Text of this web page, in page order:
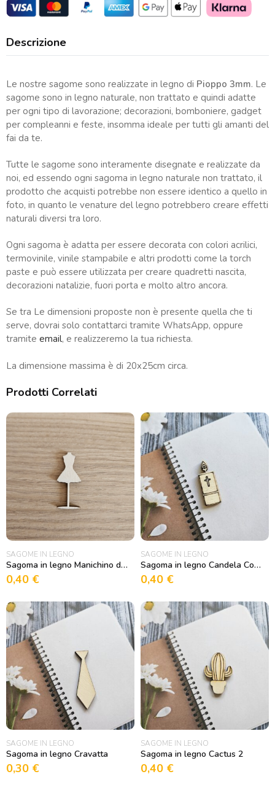
Descrizione
Le nostre sagome sono realizzate in legno di Pioppo 3mm. Le
sagome sono in legno naturale, non trattato e quindi adatte
per ogni tipo di lavorazione; decorazioni, bomboniere, gadget
per compleanni e feste, insomma ideale per tutti gli amanti del
fai da te.
Tutte le sagome sono interamente disegnate e realizzate da
noi, ed essendo ogni sagoma in legno naturale non trattato, il
prodotto che acquisti potrebbe non essere identico a quello in
foto, in quanto le venature del legno potrebbero creare effetti
naturali diversi tra loro.
Ogni sagoma è adatta per essere decorata con colori acrilici,
termovinile, vinile stampabile e altri prodotti come la torch
paste e può essere utilizzata per creare quadretti nascita,
decorazioni natalizie, fuori porta e molto altro ancora.
Se tra Le dimensioni proposte non è presente quella che ti
serve, dovrai solo contattarci tramite WhatsApp, oppure
tramite email, e realizzeremo la tua richiesta.
La dimensione massima è di 20x25cm circa.
Prodotti Correlati
SAGOME IN LEGNO
Sagoma in legno Manichino da sarta
0,40 €
SAGOME IN LEGNO
Sagoma in legno Candela Comunione\Cresima
0,40 €
SAGOME IN LEGNO
Sagoma in legno Cravatta
0,30 €
SAGOME IN LEGNO
Sagoma in legno Cactus 2
0,40 €